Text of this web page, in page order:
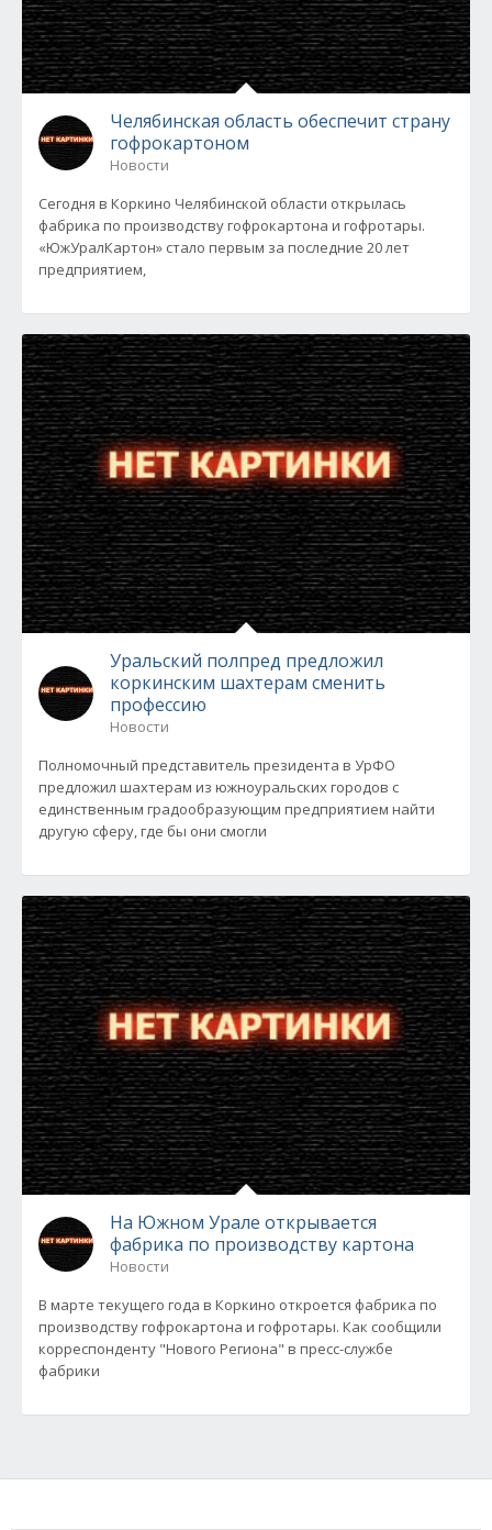
Челябинская область обеспечит страну
гофрокартоном
Новости
Сегодня в Коркино Челябинской области открылась
фабрика по производству гофрокартона и гофротары.
«ЮжУралКартон» стало первым за последние 20 лет
предприятием,
Уральский полпред предложил
коркинским шахтерам сменить
профессию
Новости
Полномочный представитель президента в УрФО
предложил шахтерам из южноуральских городов с
единственным градообразующим предприятием найти
другую сферу, где бы они смогли
На Южном Урале открывается
фабрика по производству картона
Новости
В марте текущего года в Коркино откроется фабрика по
производству гофрокартона и гофротары. Как сообщили
корреспонденту "Нового Региона" в пресс-службе
фабрики